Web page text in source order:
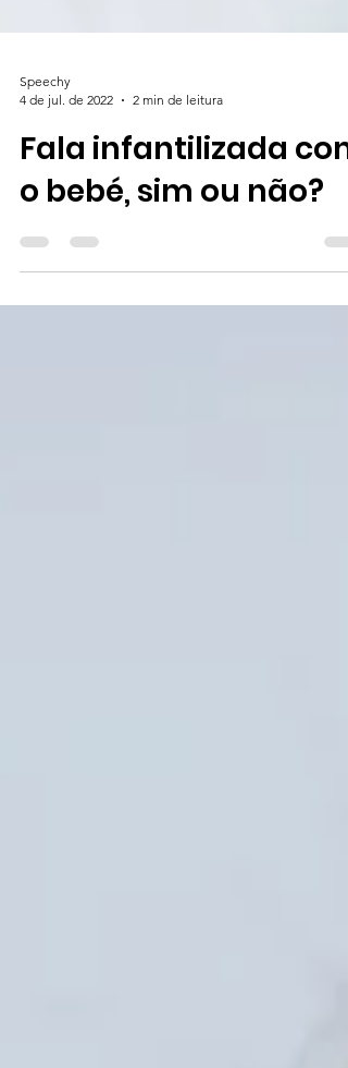
4 de jul. de 2022
2 min de leitura
Fala infantilizada com
o bebé, sim ou não?